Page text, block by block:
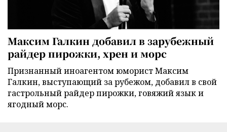
Максим Галкин добавил в зарубежный
райдер пирожки, хрен и морс
Признанный иноагентом юморист Максим
Галкин, выступающий за рубежом, добавил в свой
гастрольный райдер пирожки, говяжий язык и
ягодный морс.